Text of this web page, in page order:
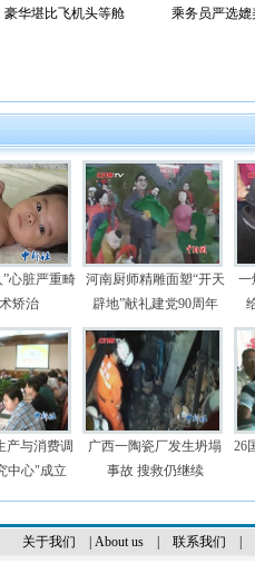
豪华堪比飞机头等舱
乘务员严选媲
心脏严重畸
矫治
河南厨师精雕面塑“开天
辟地”献礼建党90周年
一
产与消费调
中心"成立
广西一陶瓷厂发生坍塌
事故 搜救仍继续
26
关于我们 About us| 联系我们